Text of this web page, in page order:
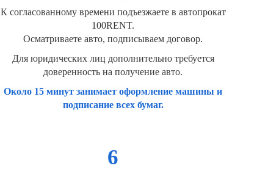
К согласованному времени подъезжаете в автопрокат
100RENT.
Осматриваете авто, подписываем договор.
Для юридических лиц дополнительно требуется
доверенность на получение авто.
Около 15 минут занимает оформление машины и
подписание всех бумаг.
6